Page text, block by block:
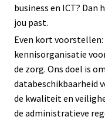
business en ICT? Dan
jou past.
Even kort voorstellen:
kennisorganisatie
de zorg. Ons doel is
databeschikbaarheid
de kwaliteit en
de administratieve